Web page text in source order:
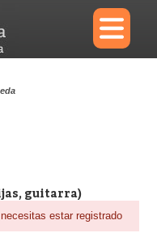
×
guitarra)
estar registrado